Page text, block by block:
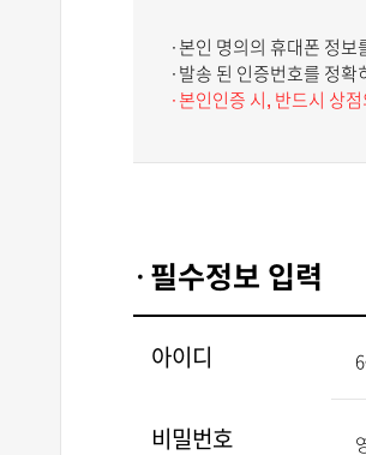
·본인 명의의 휴대폰 정
·발송 된 인증번호를 정
·본인인증 시, 반드시 상
필수정보 입력
아이디
비밀번호